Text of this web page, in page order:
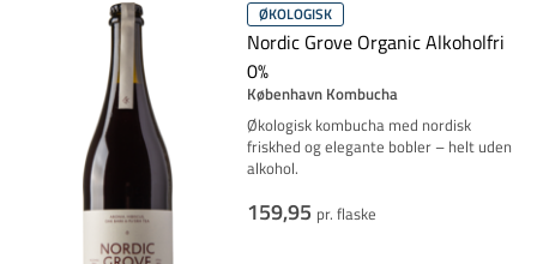
ØKOLOGISK
Nordic Grove Organic Alkoholfri
0%
København Kombucha
Økologisk kombucha med nordisk
friskhed og elegante bobler – helt uden
alkohol.
159,95 pr. flaske